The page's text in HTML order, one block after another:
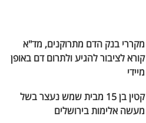
מקררי בנק הדם מתרוקנים, מד"א
קורא לציבור להגיע ולתרום דם באופן
מיידי
קטין בן 15 מבית שמש נעצר בשל
מעשה אלימות בירושלים